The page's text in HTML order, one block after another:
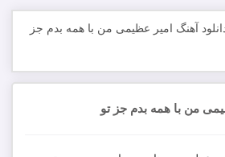
آهنگ امیر عظیمی من با همه بدم جز
من با همه بدم جز تو